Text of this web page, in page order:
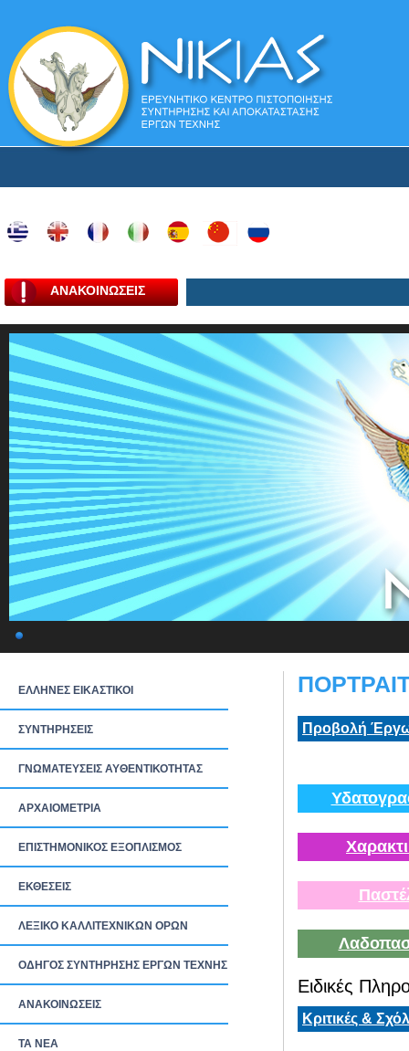
ΑΝΑΚΟΙΝΩΣΕΙΣ
ΕΛΛΗΝΕΣ ΕΙΚΑΣΤΙΚΟΙ
ΣΥΝΤΗΡΗΣΕΙΣ
ΓΝΩΜΑΤΕΥΣΕΙΣ ΑΥΘΕΝΤΙΚΟΤΗΤΑΣ
ΑΡΧΑΙΟΜΕΤΡΙΑ
ΕΠΙΣΤΗΜΟΝΙΚΟΣ ΕΞΟΠΛΙΣΜΟΣ
ΕΚΘΕΣΕΙΣ
ΛΕΞΙΚΟ ΚΑΛΛΙΤΕΧΝΙΚΩΝ ΟΡΩΝ
ΟΔΗΓΟΣ ΣΥΝΤΗΡΗΣΗΣ ΕΡΓΩΝ ΤΕΧΝΗΣ
ΑΝΑΚΟΙΝΩΣΕΙΣ
ΤΑ ΝEΑ
Προβολή
Ειδικές
Κριτικές &